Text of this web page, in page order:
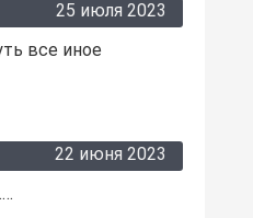
25 июля 2023
все иное
22 июня 2023